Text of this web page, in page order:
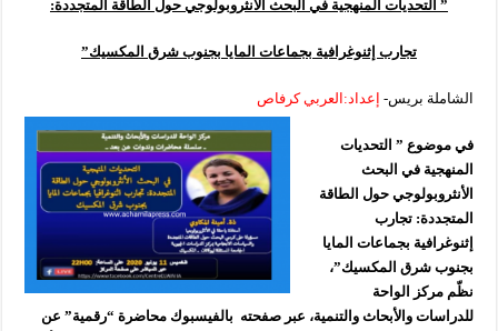
” التحديات المنهجية في البحث الأنثروبولوجي حول الطاقة المتجددة:
تجارب إثنوغرافية بجماعات المايا بجنوب شرق المكسيك”
الشاملة بريس- إعداد:العربي كرفاص
في موضوع ” التحديات
المنهجية في البحث
الأنثروبولوجي حول الطاقة
المتجددة: تجارب
إثنوغرافية بجماعات المايا
بجنوب شرق المكسيك”،
نظّم مركز الواحة
للدراسات والأبحاث والتنمية، عبر صفحته بالفيسبوك محاضرة “رقمية” عن